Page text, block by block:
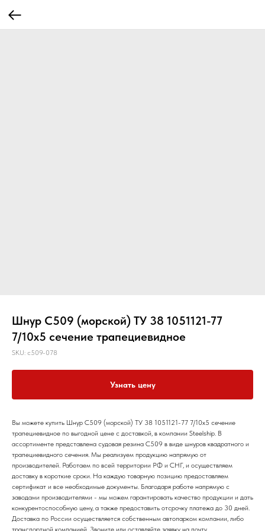
Шнур С509 (морской) ТУ 38 1051121-77
7/10х5 сечение трапециевидное
SKU: c509-078
Узнать цену
Вы можете купить Шнур С509 (морской) ТУ 38 1051121-77 7/10х5 сечение
трапециевидное по выгодной цене с доставкой, в компании Steelship. В
ассортименте представлена судовая резина С509 в виде шнуров квадратного и
трапециевидного сечения. Мы реализуем продукцию напрямую от
производителей. Работаем по всей территории РФ и СНГ, и осуществляем
доставку в короткие сроки. На каждую товарную позицию предоставляем
сертификат и все необходимые документы. Благодаря работе напрямую с
заводами производителями - мы можем гарантировать качество продукции и дать
конкурентоспособную цену, а также предоставить отсрочку платежа до 30 дней.
Доставка по России осуществляется собственным автопарком компании, либо
транспортной компанией. Звоните или оставляйте заявку на почту